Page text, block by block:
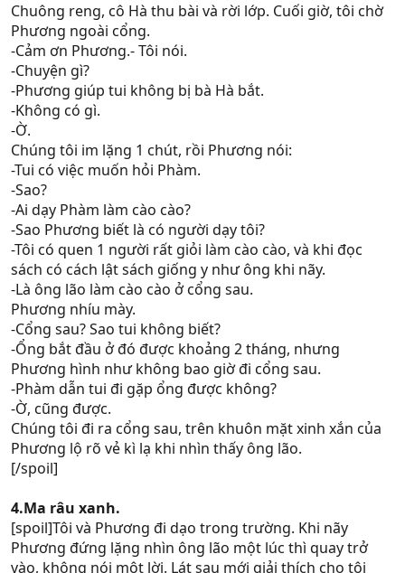
Chuông reng, cô Hà thu bài và rời lớp. Cuối giờ, tôi chờ
Phương ngoài cổng.
-Cảm ơn Phương.- Tôi nói.
-Chuyện gì?
-Phương giúp tui không bị bà Hà bắt.
-Không có gì.
-Ờ.
Chúng tôi im lặng 1 chút, rồi Phương nói:
-Tui có việc muốn hỏi Phàm.
-Sao?
-Ai dạy Phàm làm cào cào?
-Sao Phương biết là có người dạy tôi?
-Tôi có quen 1 người rất giỏi làm cào cào, và khi đọc
sách có cách lật sách giống y như ông khi nãy.
-Là ông lão làm cào cào ở cổng sau.
Phương nhíu mày.
-Cổng sau? Sao tui không biết?
-Ổng bắt đầu ở đó được khoảng 2 tháng, nhưng
Phương hình như không bao giờ đi cổng sau.
-Phàm dẫn tui đi gặp ổng được không?
-Ờ, cũng được.
Chúng tôi đi ra cổng sau, trên khuôn mặt xinh xắn của
Phương lộ rõ vẻ kì lạ khi nhìn thấy ông lão.
[/spoil]
4.Ma râu xanh.
[spoil]Tôi và Phương đi dạo trong trường. Khi nãy
Phương đứng lặng nhìn ông lão một lúc thì quay trở
vào, không nói một lời. Lát sau mới giải thích cho tôi